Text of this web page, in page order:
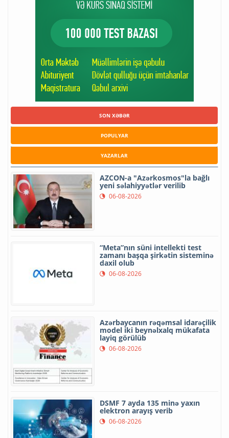
SON XƏBƏR
POPULYAR
YAZARLAR
AZCON-a "Azərkosmos"la bağlı
yeni səlahiyyətlər verilib
06-08-2026
“Meta”nın süni intellekti test
zamanı başqa şirkətin sisteminə
daxil olub
06-08-2026
Azərbaycanın rəqəmsal idarəçilik
model iki beynəlxalq mükafata
layiq görülüb
06-08-2026
DSMF 7 ayda 135 minə yaxın
elektron arayış verib
06-08-2026